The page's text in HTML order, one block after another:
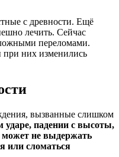
с древности. Ещё
лечить. Сейчас
переломами.
них изменились
вызванные слишком
ударе, падении с высоты,
может не выдержать
или сломаться